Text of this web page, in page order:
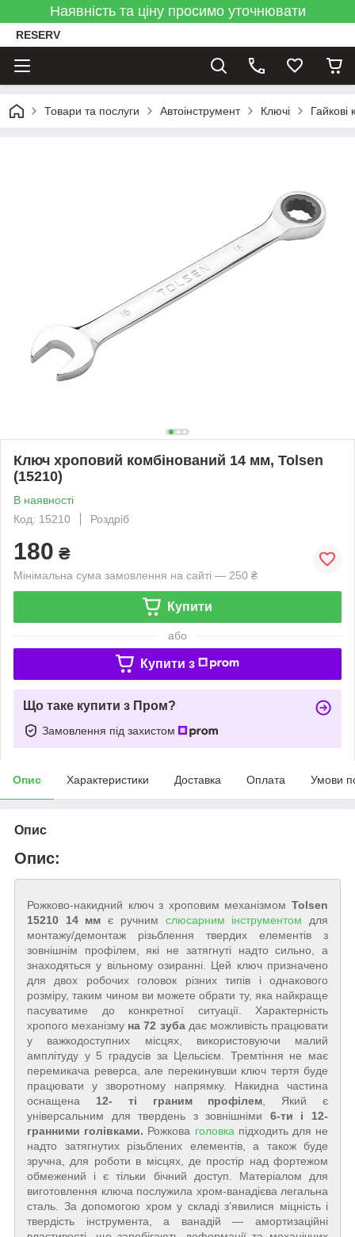
Наявність та ціну просимо уточнювати
RESERV
Товари та послуги Автоінструмент Ключі Гайкові
Ключ хроповий комбінований 14 мм, Tolsen
(15210)
В наявності
Код: 15210
Роздріб
180 ₴
Мінімальна сума замовлення на сайті — 250 ₴
Купити
або
Купити з
Що таке купити з Пром?
Замовлення під захистом
Опис Характеристики Доставка Оплата Умови
Опис
Опис:
Рожково-накидний ключ з хроповим механізмом Tolsen
15210 14 мм є ручним слюсарним інструментом для
монтажу/демонтаж різьблення твердих елементів з
зовнішнім профілем, які не затягнуті надто сильно, а
знаходяться у вільному озиранні. Цей ключ призначено
для двох робочих головок різних типів і однакового
розміру, таким чином ви можете обрати ту, яка найкраще
пасуватиме до конкретної ситуації. Характерність
хропого механізму на 72 зубадає можливість працювати
у важкодоступних місцях, використовуючи малий
амплітуду у 5 градусів за Цельсієм. Тремтіння не має
перемикача реверса, але перекинувши ключ тертя буде
працювати у зворотному напрямку. Накидна частина
оснащена 12- ті граним профілем, Який є
універсальним для твердень з зовнішніми 6-ти і 12-
гранними голівками. Рожкова головкапідходить для не
надто затягнутих різьблених елементів, а також буде
зручна, для роботи в місцях, де простір над фортежом
обмежений і є тільки бічний доступ. Матеріалом для
виготовлення ключа послужила хром-ванадієва легальна
сталь. За допомогою хром у складі з’явилися міцність і
твердість інструмента, а ванадій — амортизаційні